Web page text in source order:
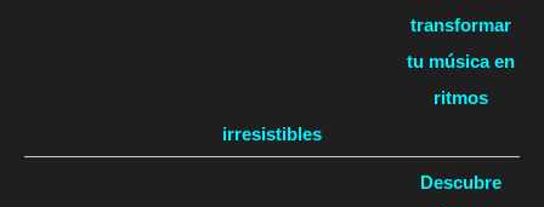
transformar
tu música en
ritmos
irresistibles
Descubre